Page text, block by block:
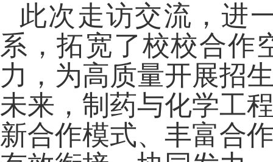
此次走访交流，进
系，拓宽了校校合作
力，为高质量开展招
未来，制药与化学工
新合作模式、丰富合